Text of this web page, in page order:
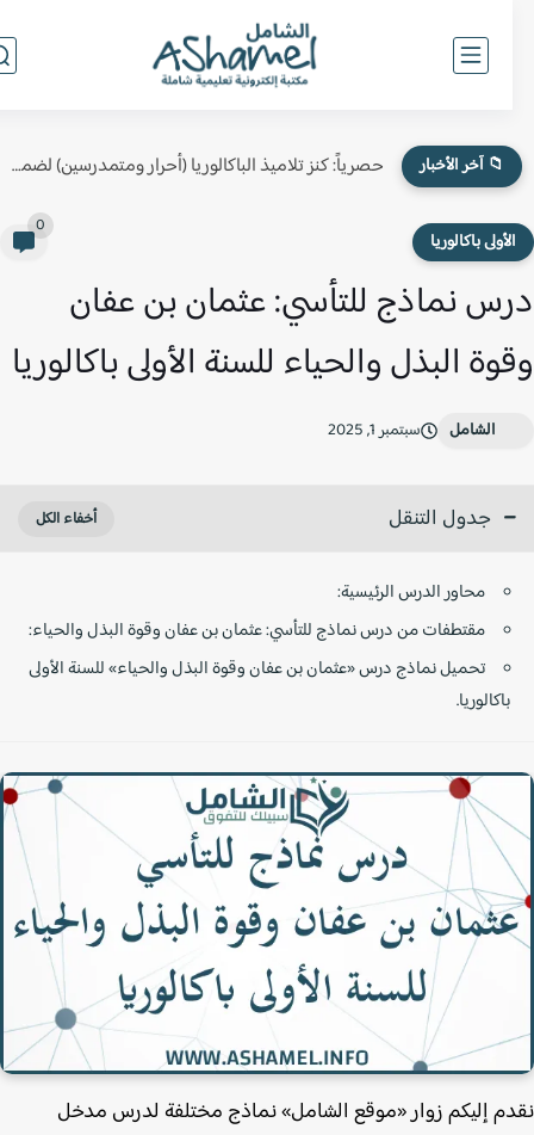
📁 آخر الأخبار حصرياً: كنز تلاميذ الباكالوريا (أحرار ومتمدرسين) لضمان النقطة الكاملة في...
باكالوريا
نماذج للتأسي: عثمان بن عفان
البذل والحياء للسنة الأولى باكالوريا
الشامل سبتمبر 1, 2025
جدول التنقل
محاور الدرس الرئيسية:
مقتطفات من درس نماذج للتأسي: عثمان بن عفان وقوة البذل والحياء:
تحميل نماذج درس «عثمان بن عفان وقوة البذل والحياء» للسنة الأولى
باكالوريا.
إليكم زوار «موقع الشامل» نماذج مختلفة لدرس مدخل